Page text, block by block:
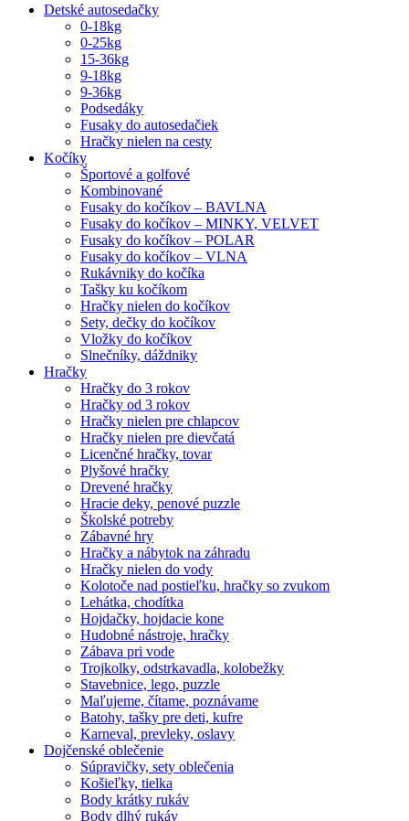
Detské autosedačky
0-18kg
0-25kg
15-36kg
9-18kg
9-36kg
Podsedáky
Fusaky do autosedačiek
Hračky nielen na cesty
Kočíky
Športové a golfové
Kombinované
Fusaky do kočíkov – BAVLNA
Fusaky do kočíkov – MINKY, VELVET
Fusaky do kočíkov – POLAR
Fusaky do kočíkov – VLNA
Rukávniky do kočíka
Tašky ku kočíkom
Hračky nielen do kočíkov
Sety, dečky do kočíkov
Vložky do kočíkov
Slnečníky, dáždniky
Hračky
Hračky do 3 rokov
Hračky od 3 rokov
Hračky nielen pre chlapcov
Hračky nielen pre dievčatá
Licenčné hračky, tovar
Plyšové hračky
Drevené hračky
Hracie deky, penové puzzle
Školské potreby
Zábavné hry
Hračky a nábytok na záhradu
Hračky nielen do vody
Kolotoče nad postieľku, hračky so zvukom
Lehátka, chodítka
Hojdačky, hojdacie kone
Hudobné nástroje, hračky
Zábava pri vode
Trojkolky, odstrkavadla, kolobežky
Stavebnice, lego, puzzle
Maľujeme, čítame, poznávame
Batohy, tašky pre deti, kufre
Karneval, prevleky, oslavy
Dojčenské oblečenie
Súpravičky, sety oblečenia
Košieľky, tielka
Body krátky rukáv
Body dlhý rukáv